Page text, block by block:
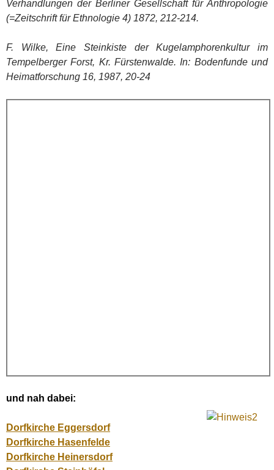
Verhandlungen der Berliner Gesellschaft für Anthropologie
(=Zeitschrift für Ethnologie 4) 1872, 212-214.
F. Wilke, Eine Steinkiste der Kugelamphorenkultur im
Tempelberger Forst, Kr. Fürstenwalde. In: Bodenfunde und
Heimatforschung 16, 1987, 20-24
und nah dabei:
Dorfkirche Eggersdorf
Dorfkirche Hasenfelde
Dorfkirche Heinersdorf